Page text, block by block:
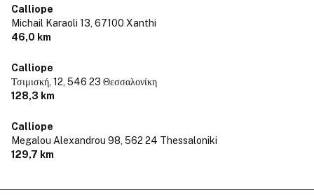
Calliope
Michail Karaoli 13, 67100 Xanthi
46,0 km
Calliope
Τσιμισκή, 12, 546 23 Θεσσαλονίκη
128,3 km
Calliope
Megalou Alexandrou 98, 562 24 Thessaloniki
129,7 km